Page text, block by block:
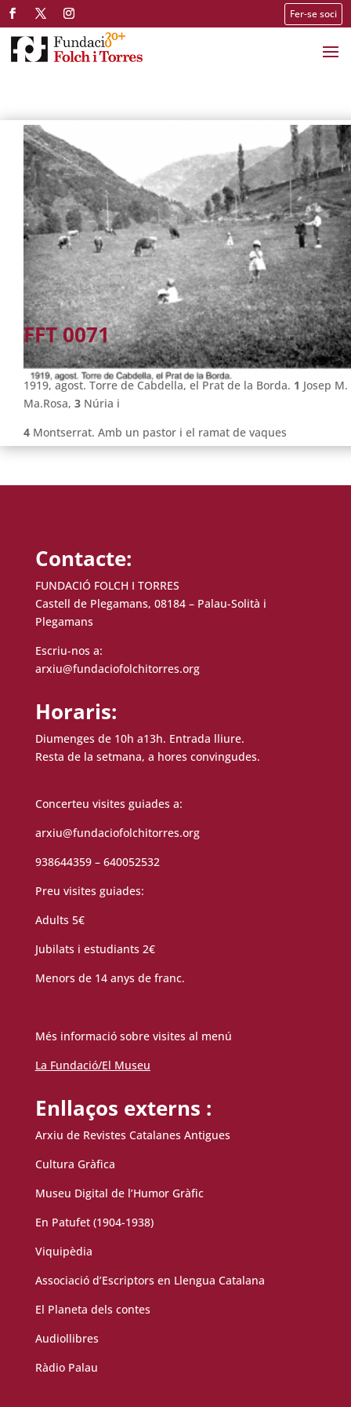
Fer-se soci
FFT 0071
1919, agost. Torre de Cabdella, el Prat de la Borda. 1 Josep
Ma.Rosa, 3 Núria i
4 Montserrat. Amb un pastor i el ramat de vaques
Contacte:
FUNDACIÓ FOLCH I TORRES
Castell de Plegamans, 08184 – Palau-Solità i
Plegamans
Escriu-nos a:
arxiu@fundaciofolchitorres.org
Horaris:
Diumenges de 10h a13h. Entrada lliure.
Resta de la setmana, a hores convingudes.
Concerteu visites guiades a:
arxiu@fundaciofolchitorres.org
938644359 – 640052532
Preu visites guiades:
Adults 5€
Jubilats i estudiants 2€
Menors de 14 anys de franc.
Més informació sobre visites al menú
La Fundació/El Museu
Enllaços externs :
Arxiu de Revistes Catalanes Antigues
Cultura Gràfica
Museu Digital de l’Humor Gràfic
En Patufet (1904-1938)
Viquipèdia
Associació d’Escriptors en Llengua Catalana
El Planeta dels contes
Audiollibres
Ràdio Palau